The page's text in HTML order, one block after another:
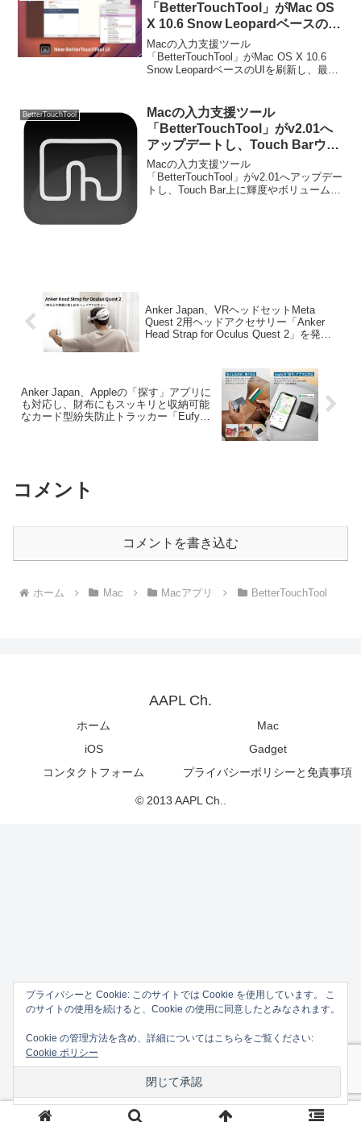
「BetterTouchTool」がMac OS
X 10.6 Snow LeopardベースのUI
を刷新し、最新のmacOSに合わ
せたUIへアップデートすると発
表。
Macの入力支援ツール
「BetterTouchTool」がMac OS X 10.6
Snow LeopardベースのUIを刷新し、最新
BetterTouchTool
Macの入力支援ツール
「BetterTouchTool」がv2.01へ
アップデートし、Touch Barウィ
ジェットをサポート。
Macの入力支援ツール
「BetterTouchTool」がv2.01へアップデー
トし、Touch Bar上に輝度やボリュームス
Anker Japan、VRヘッドセットMeta
Quest 2用ヘッドアクセサリー「Anker
Head Strap for Oculus Quest 2」を発
Anker Japan、Appleの「探す」アプリに
も対応し、財布にもスッキリと収納可能
なカード型紛失防止トラッカー「Eufy
コメント
コメントを書き込む
ホーム Mac Macアプリ BetterTouchTool
AAPL Ch.
ホーム
Mac
iOS
Gadget
コンタクトフォーム
プライバシーポリシーと免責事項
© 2013 AAPL Ch..
プライバシーと Cookie: このサイトでは Cookie を使用しています。 こ
のサイトの使用を続けると、Cookie の使用に同意したとみなされます。
Cookie の管理方法を含め、詳細についてはこちらをご覧ください:
Cookie ポリシー